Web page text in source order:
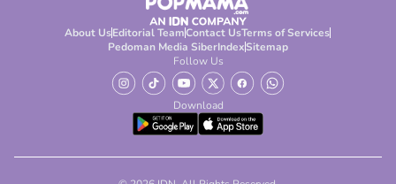
About UsEditorial TeamContact UsTerms of Services
Pedoman Media SiberIndexSitemap
Follow Us
Download